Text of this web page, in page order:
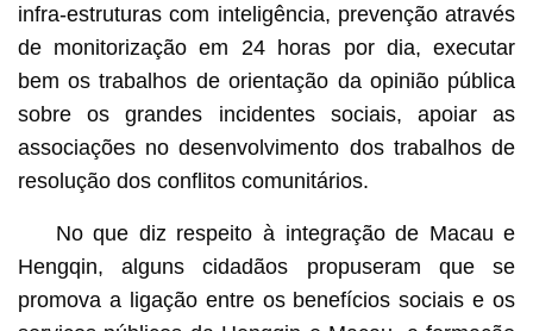
infra-estruturas com inteligência, prevenção através
de monitorização em 24 horas por dia, executar
bem os trabalhos de orientação da opinião pública
sobre os grandes incidentes sociais, apoiar as
associações no desenvolvimento dos trabalhos de
resolução dos conflitos comunitários.
No que diz respeito à integração de Macau e
Hengqin, alguns cidadãos propuseram que se
promova a ligação entre os benefícios sociais e os